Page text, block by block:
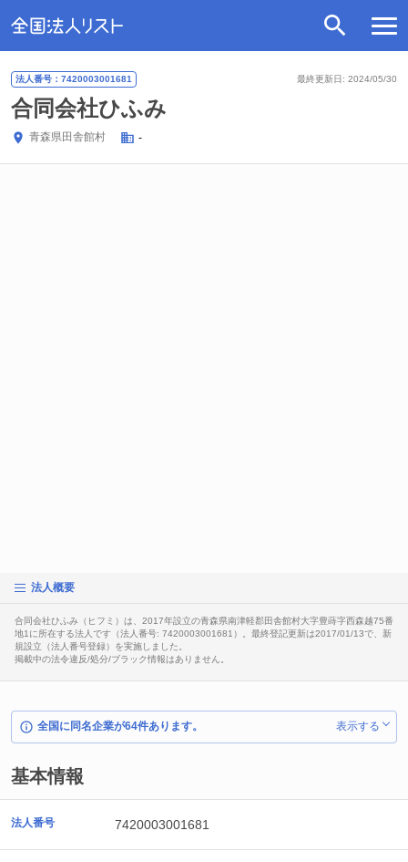
最終更新日: 2024/05/30
法人番号：7420003001681
合同会社ひふみ
青森県田舎館村 -
法人概要
合同会社ひふみ（ヒフミ）は、2017年設立の青森県南津軽郡田舎館村大字豊蒔字西森越75番
地1に所在する法人です（法人番号: 7420003001681）。最終登記更新は2017/01/13で、新
規設立（法人番号登録）を実施しました。
掲載中の法令違反/処分/ブラック情報はありません。
全国に同名企業が64件あります。 表示する
基本情報
法人番号 7420003001681